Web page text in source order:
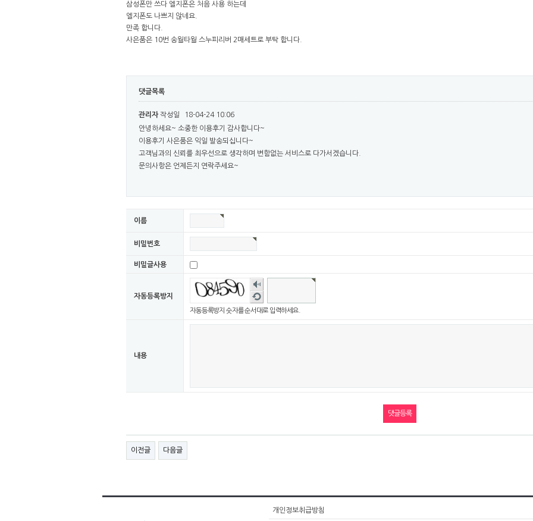
삼성폰만 쓰다 엘지폰은 처음 사용 하는데
엘지폰도 나쁘지 않네요.
만족 합니다.
사은품은 10번 송월타월 스누피리버 2매세트로 부탁 합니다.
댓글목록
관리자작성일
18-04-24 10:06
안녕하세요~ 소중한 이용후기 감사합니다~
이용후기 사은품은 익일 발송되십니다~
고객님과의 신뢰를 최우선으로 생각하며 변함없는 서비스로 다가서겠습니다.
문의사항은 언제든지 연락주세요~
이름
비밀번호
비밀글사용
자동등록방지
숫자
음성
듣기
새로
고침
자동등록방지 숫자를 순서대로 입력하세요.
내용
이전글 다음글
개인정보취급방침